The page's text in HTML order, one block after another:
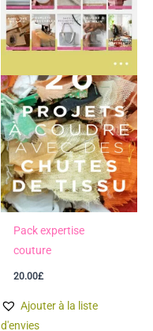
Pack expertise
couture
20.00£
Ajouter à la liste
d'envies